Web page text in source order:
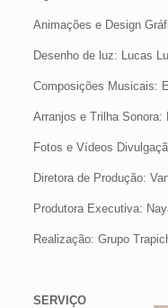
Animações e Design
Desenho de luz: Lucas
Composições Musicais:
Arranjos e Trilha Sonora:
Fotos e Vídeos
Diretora de Produção:
Produtora Executiva:
Realização: Grupo
SERVIÇO